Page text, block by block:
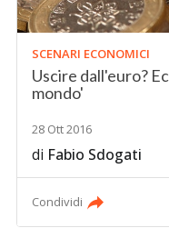
SCENARI ECONOMICI
Uscire dall'euro?
mondo'
28 Ott 2016
di Fabio Sdogati
Condividi